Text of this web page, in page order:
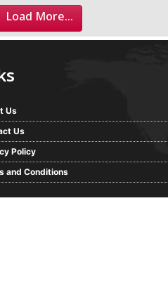
Load More...
Us
Us
Policy
and Conditions